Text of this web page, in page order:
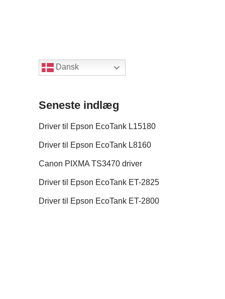
Dansk
Seneste indlæg
Driver til Epson EcoTank L15180
Driver til Epson EcoTank L8160
Canon PIXMA TS3470 driver
Driver til Epson EcoTank ET-2825
Driver til Epson EcoTank ET-2800